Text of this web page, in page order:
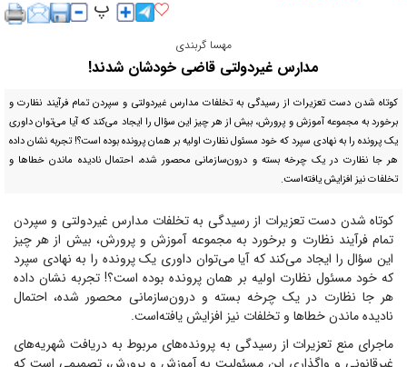
مهسا گربندی
مدارس غیردولتی قاضی خودشان شدند!
کوتاه شدن دست تعزیرات از رسیدگی به تخلفات مدارس غیردولتی و سپردن تمام فرآیند نظارت و
برخورد به مجموعه آموزش و پرورش، بیش از هر چیز این سؤال را ایجاد می‌کند که آیا می‌توان داوری
یک پرونده را به نهادی سپرد که خود مسئول نظارت اولیه بر همان پرونده بوده است؟! تجربه نشان داده
هر جا نظارت در یک چرخه بسته و درون‌سازمانی محصور شده، احتمال نادیده ماندن خطا‌ها و
تخلفات نیز افزایش یافته‌است.
کوتاه شدن دست تعزیرات از رسیدگی به تخلفات مدارس غیردولتی و سپردن
تمام فرآیند نظارت و برخورد به مجموعه آموزش و پرورش، بیش از هر چیز
این سؤال را ایجاد می‌کند که آیا می‌توان داوری یک پرونده را به نهادی سپرد
که خود مسئول نظارت اولیه بر همان پرونده بوده است؟! تجربه نشان داده
هر جا نظارت در یک چرخه بسته و درون‌سازمانی محصور شده، احتمال
نادیده ماندن خطا‌ها و تخلفات نیز افزایش یافته‌است.
ماجرای منع تعزیرات از رسیدگی به پرونده‌های مربوط به دریافت شهریه‌های